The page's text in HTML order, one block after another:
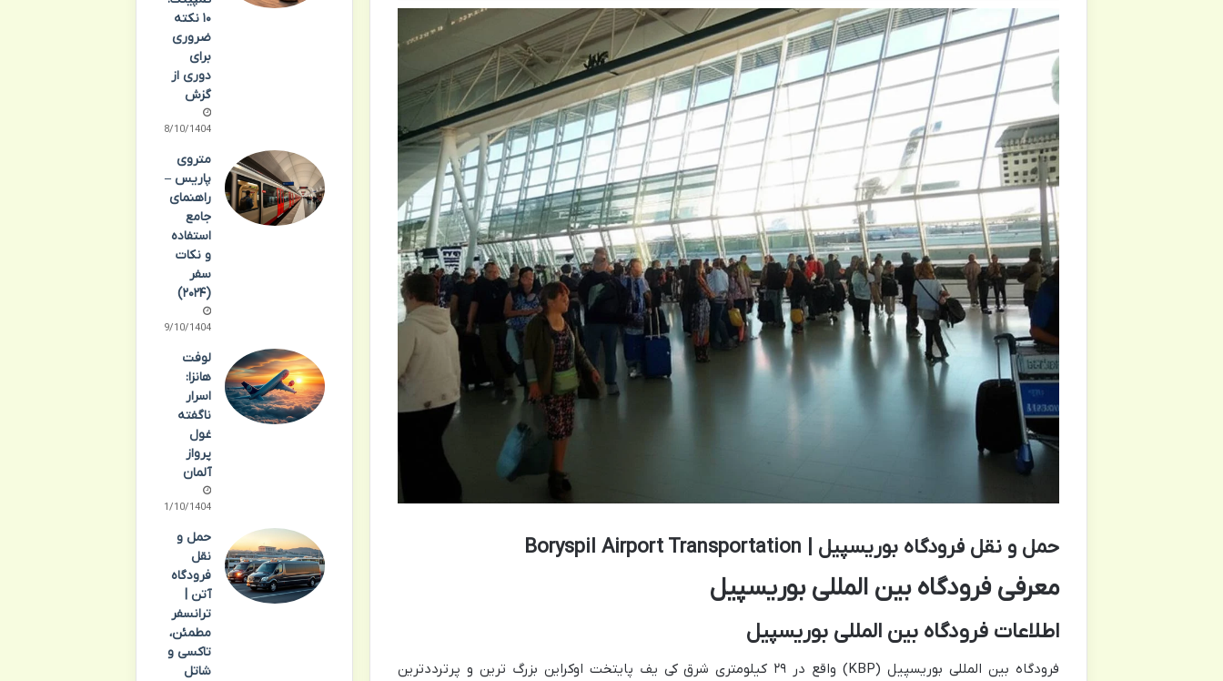
حمل و نقل فرودگاه بوریسپیل | Boryspil Airport Transportation
معرفی فرودگاه بین المللی بوریسپیل
اطلاعات فرودگاه بین المللی بوریسپیل
فرودگاه بین المللی بوریسپیل (KBP) واقع در ۲۹ کیلومتری شرق کی یف پایتخت اوکراین بزرگ ترین و پرترددترین
۱۰ نکته
ضروری
برای
دوری از
گزش
08/10/1404
متروی
پاریس –
راهنمای
جامع
استفاده
و نکات
سفر
(۲۰۲۴)
09/10/1404
لوفت
هانزا:
اسرار
ناگفته
غول
پرواز
آلمان
11/10/1404
حمل و
نقل
فرودگاه
آتن |
ترانسفر
مطمئن،
تاکسی و
شاتل